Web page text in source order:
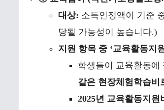
대상: 소득인정액이 기준
당될 가능성이 높습니다.)
지원 항목 중 ‘교육활동지
학생들이 교육활동에
같은 현장체험학습비
2025년 교육활동지